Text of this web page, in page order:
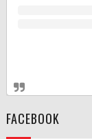
FACEBOOK